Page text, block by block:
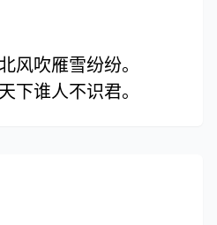
风吹雁雪纷纷。
下谁人不识君。